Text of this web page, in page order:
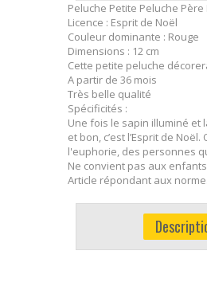
Peluche Petite Peluche
Licence : Esprit de Noël
Couleur dominante : Rouge
Dimensions : 12 cm
Cette petite peluche
A partir de 36 mois
Très belle qualité
Spécificités :
Une fois le sapin illuminé et
et bon, c’est l’Esprit de
l'euphorie, des personnes
Ne convient pas aux
Article répondant aux